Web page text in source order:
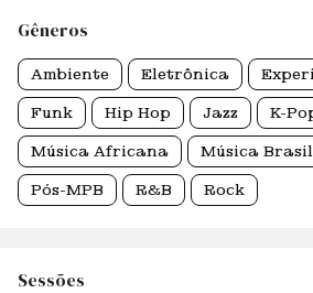
Gêneros
Ambiente Eletrônica
Funk Hip Hop Jazz K-
Música Africana Música
Pós-MPB R&B Rock
Sessões